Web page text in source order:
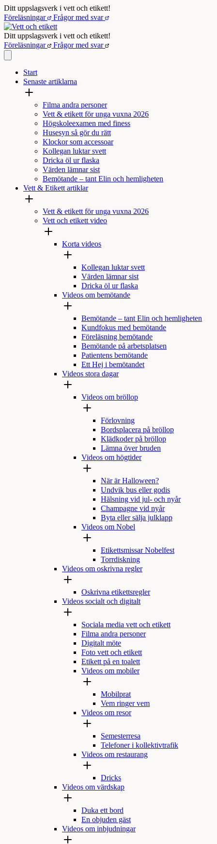
Hoppa
till
innehåll
Ditt uppslagsverk i vett och etikett!
Föreläsningar
Frågor med svar
Ditt uppslagsverk i vett och etikett!
Föreläsningar
Frågor med svar
Start
Senaste artiklarna
Filma andra personer
Vett & etikett för unga vuxna 2026
Högskoleexamen med finess
Husesyn så gör du rätt
Klockor som accessoar
Kollegan luktar svett
Dricka öl ur flaska
Värden lämnar sist
Bemötande – tant Elin och hemligheten
Vett & Etikett artiklar
Vett & etikett för unga vuxna 2026
Vett och etikett video
Korta videos
Kollegan luktar svett
Värden lämnar sist
Dricka öl ur flaska
Videos om bemötande
Bemötande – tant Elin och hemligheten
Kundfokus med bemötande
Föreläsning bemötande
Bemötande på arbetsplatsen
Patientens bemötande
Ett Hej i bemötandet
Videos stora dagar
Videos om bröllop
Förlovning
Bordsplacera på bröllop
Klädkoder på bröllop
Lämna över bruden
Videos om högtider
När är Halloween?
Undvik bus eller godis
Hälsning vid jul- och nyår
Champagne vid nyår
Byta eller sälja julklapp
Videos om Nobel
Etikettsmissar Nobelfest
Torrdiskning
Videos om oskrivna regler
Oskrivna etikettsregler
Videos socialt och digitalt
Sociala media vett och etikett
Filma andra personer
Digitalt möte
Foto vett och etikett
Etikett på en toalett
Videos om mobiler
Mobilprat
Vem ringer vem
Videos om resor
Semesterresa
Telefoner i kollektivtrafik
Videos om restaurang
Dricks
Videos om värdskap
Duka ett bord
En objuden gäst
Videos om inbjudningar